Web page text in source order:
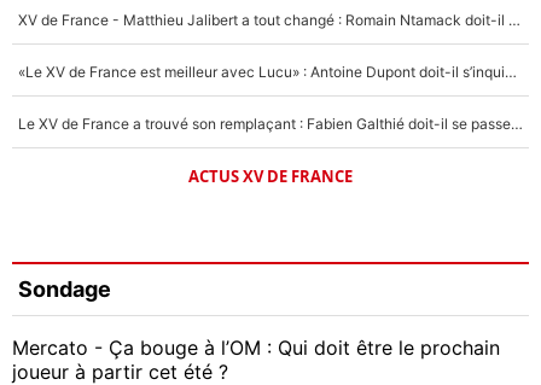
XV de France - Matthieu Jalibert a tout changé : Romain Ntamack doit-il s’inquiéter pour sa place à un an de la Coupe du monde ?
«Le XV de France est meilleur avec Lucu» : Antoine Dupont doit-il s’inquiéter pour sa place ?
Le XV de France a trouvé son remplaçant : Fabien Galthié doit-il se passer d'Antoine Dupont ?
ACTUS XV DE FRANCE
Sondage
Mercato - Ça bouge à l’OM : Qui doit être le prochain
joueur à partir cet été ?